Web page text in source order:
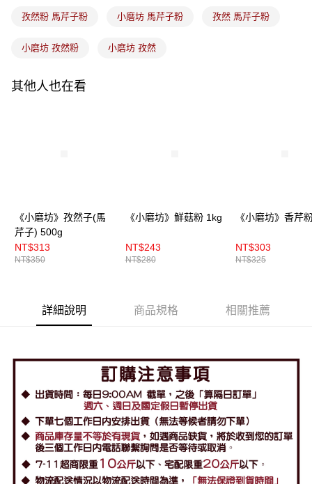
每筆NT$100，滿NT$1,500(含以上)免運費
付款後門市自取
孜然粉 馬芹子粉 小磨坊 馬芹子粉 孜然 馬芹子粉
小磨坊 孜然粉 小磨坊 孜然
其他人也在看
《小磨坊》孜然子(馬
芹子) 500g
NT$313
NT$350
《小磨坊》鮮菇粉 1kg
NT$243
NT$280
《小磨坊》香芹
NT$303
NT$325
詳細說明 商品規格 相關推薦